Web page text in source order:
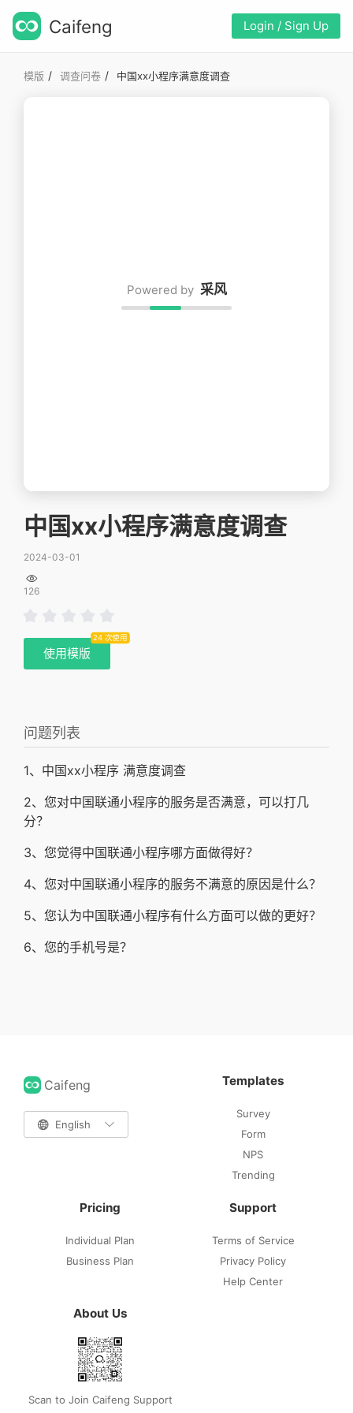
Caifeng Login / Sign Up
模版 / 调查问卷 / 中国xx小程序满意度调查
中国xx小程序满意度调查
2024-03-01

126
使用模版
24 次使用
问题列表
1、中国xx小程序 满意度调查
2、您对中国联通小程序的服务是否满意，可以打几
分？
3、您觉得中国联通小程序哪方面做得好？
4、您对中国联通小程序的服务不满意的原因是什么？
5、您认为中国联通小程序有什么方面可以做的更好？
6、您的手机号是？
Caifeng
 English 
Templates
Survey
Form
NPS
Trending
Pricing
Individual Plan
Business Plan
Support
Terms of Service
Privacy Policy
Help Center
About Us
Scan to Join Caifeng Support